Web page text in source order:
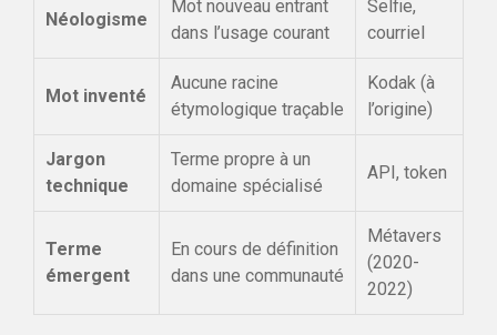
Néologisme
Mot nouveau entrant
dans l’usage courant
Selfie,
courriel
Mot inventé
Aucune racine
étymologique traçable
Kodak (à
l’origine)
Jargon
technique
Terme propre à un
domaine spécialisé
API, token
Terme
émergent
En cours de définition
dans une communauté
Métavers
(2020-
2022)